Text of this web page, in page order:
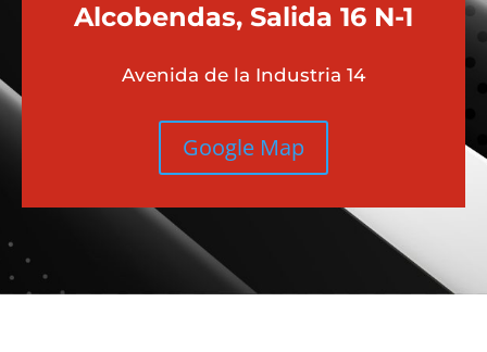
Alcobendas, Salida 16 N-1
Avenida de la Industria 14
Google Map